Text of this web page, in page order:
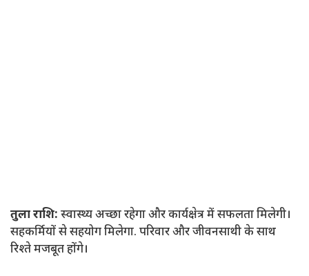
तुला राशि: स्वास्थ्य अच्छा रहेगा और कार्यक्षेत्र में सफलता मिलेगी।
सहकर्मियों से सहयोग मिलेगा. परिवार और जीवनसाथी के साथ
रिश्ते मजबूत होंगे।